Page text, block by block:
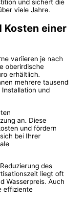
und sichert die
viele Jahre.
Kosten einer
variieren je nach
oberirdische
erhältlich.
mehrere tausend
Installation und
an. Diese
und fördern
bei Ihrer
des
liegt oft
Wasserpreis. Auch
effiziente